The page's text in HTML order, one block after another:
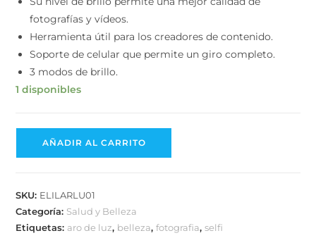
fotografías y vídeos.
Herramienta útil para los creadores de contenido.
Soporte de celular que permite un giro completo.
3 modos de brillo.
1 disponibles
AÑADIR AL CARRITO
Categoría:Salud y Belleza
Etiquetas: aro de luz,belleza